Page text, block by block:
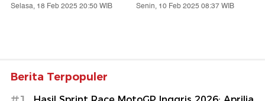
Selasa, 18 Feb 2025 20:50 WIB Senin, 10 Feb 2025 08:37 WIB
Berita Terpopuler